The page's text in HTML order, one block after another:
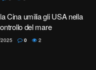
Cina umilia gli USA nella
del mare
0 2